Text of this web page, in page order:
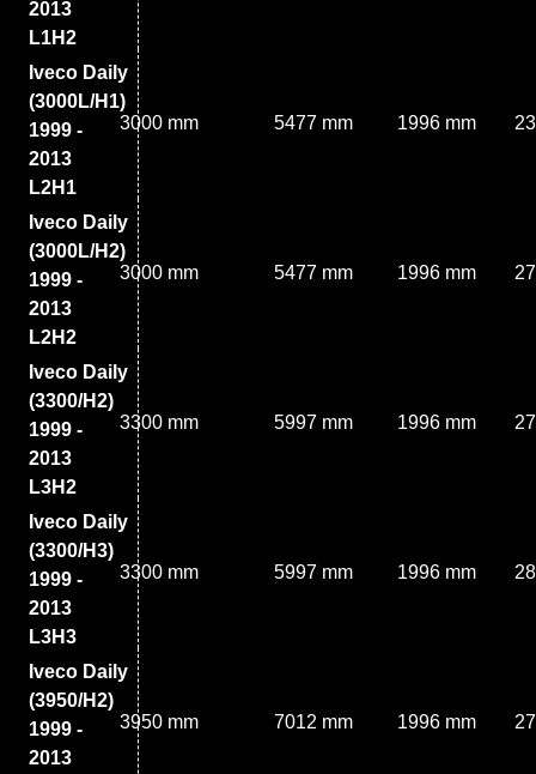
2013
L1H2
Iveco Daily
(3000L/H1)
1999 -
2013
L2H1
3000 mm 5477 mm 1996 mm
Iveco Daily
(3000L/H2)
1999 -
2013
L2H2
3000 mm 5477 mm 1996 mm
Iveco Daily
(3300/H2)
1999 -
2013
L3H2
3300 mm 5997 mm 1996 mm
Iveco Daily
(3300/H3)
1999 -
2013
L3H3
3300 mm 5997 mm 1996 mm
Iveco Daily
(3950/H2)
1999 -
2013
3950 mm 7012 mm 1996 mm